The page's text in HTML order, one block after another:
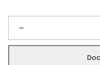
–
Komoda